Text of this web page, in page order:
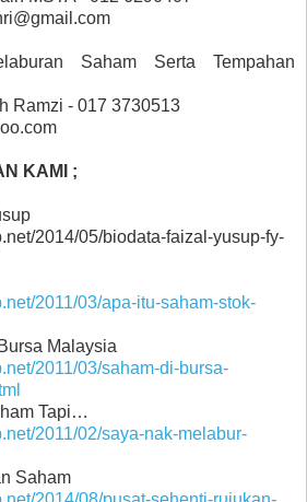
Saham Serta Tempahan
Ramzi - 017 3730513
KAMI ;
2014/05/biodata-faizal-yusup-fy-
2011/03/apa-itu-saham-stok-
Malaysia
2011/03/saham-di-bursa-
Tapi…
2011/02/saya-nak-melabur-
Saham